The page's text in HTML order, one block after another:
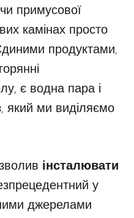
примусової
камінах просто
продуктами,
є водна пара і
який ми виділяємо
інсталювати
у
джерелами